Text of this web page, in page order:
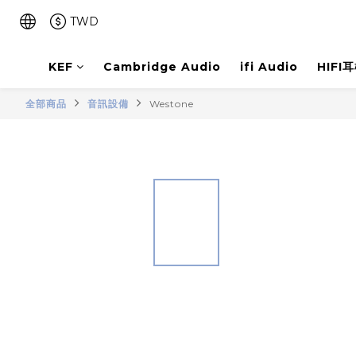
TWD
KEF Cambridge Audio ifi Audio HIFI耳
全部商品 音訊設備 Westone